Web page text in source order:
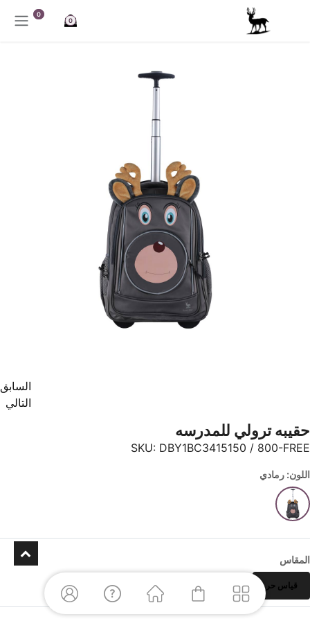
تخطي للذهاب إلى المحتوى
0
0
السابق
التالي
حقيبه ترولي للمدرسه
SKU: DBY1BC3415150 / 800-FREE
اللون: رمادي
المقاس
قياس حر